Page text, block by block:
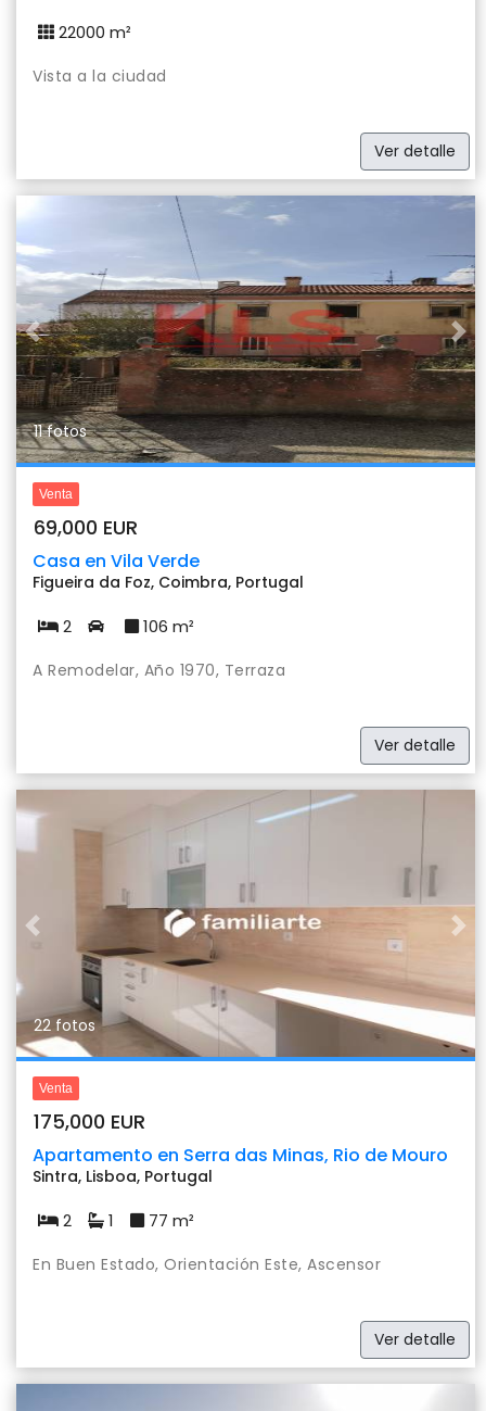
22000 m²
Vista a la ciudad
Ver detalle
Previous
11 fotos
Venta
69,000 EUR
Casa en Vila Verde
Figueira da Foz, Coimbra, Portugal
2 106 m²
A Remodelar, Año 1970, Terraza
Ver detalle
Previous
22 fotos
Venta
175,000 EUR
Apartamento en Serra das Minas, Rio de Mouro
Sintra, Lisboa, Portugal
2 1 77 m²
En Buen Estado, Orientación Este, Ascensor
Ver detalle